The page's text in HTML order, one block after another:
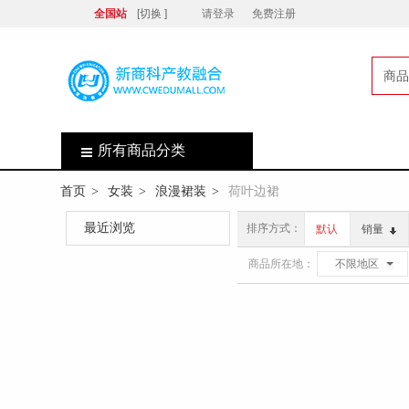
全国站 [切换 ] 请登录 免费注册
商品
所有商品分类
首页 > 女装 > 浪漫裙装 > 荷叶边裙
最近浏览 排序方式： 默认 销量
商品所在地： 不限地区